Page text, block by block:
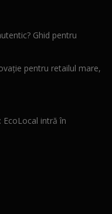
Ghid pentru
pentru retailul mare,
intră în